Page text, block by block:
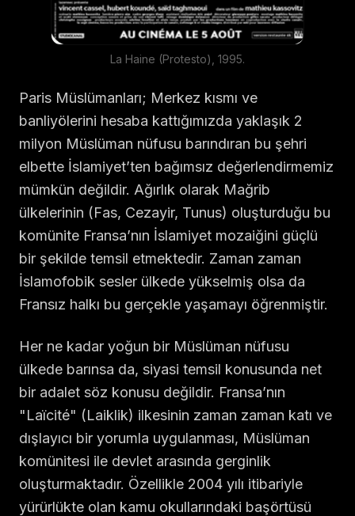
La Haine (Protesto), 1995.
Paris Müslümanları; Merkez kısmı ve
banliyölerini hesaba kattığımızda yaklaşık 2
milyon Müslüman nüfusu barındıran bu şehri
elbette İslamiyet’ten bağımsız değerlendirmemiz
mümkün değildir. Ağırlık olarak Mağrib
ülkelerinin (Fas, Cezayir, Tunus) oluşturduğu bu
komünite Fransa’nın İslamiyet mozaiğini güçlü
bir şekilde temsil etmektedir. Zaman zaman
İslamofobik sesler ülkede yükselmiş olsa da
Fransız halkı bu gerçekle yaşamayı öğrenmiştir.
Her ne kadar yoğun bir Müslüman nüfusu
ülkede barınsa da, siyasi temsil konusunda net
bir adalet söz konusu değildir. Fransa’nın
"Laïcité" (Laiklik) ilkesinin zaman zaman katı ve
dışlayıcı bir yorumla uygulanması, Müslüman
komünitesi ile devlet arasında gerginlik
oluşturmaktadır. Özellikle 2004 yılı itibariyle
yürürlükte olan kamu okullarındaki başörtüsü